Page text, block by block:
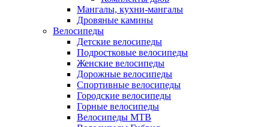
Мангалы, кухни-мангалы
Дровяные камины
Велосипеды
Детские велосипеды
Подростковые велосипеды
Женские велосипеды
Дорожные велосипеды
Спортивные велосипеды
Городские велосипеды
Горные велосипеды
Велосипеды MTB